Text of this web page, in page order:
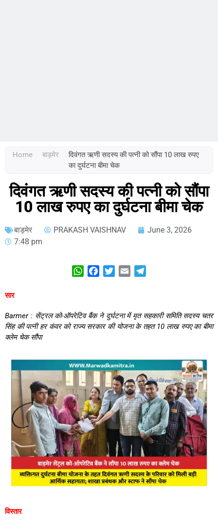
Home बाड़मेर
दिवंगत ऋणी सदस्य की पत्नी को सौंपा 10 लाख रुपए
का दुर्घटना बीमा चेक
दिवंगत ऋणी सदस्य की पत्नी को सौंपा
10 लाख रुपए का दुर्घटना बीमा चेक
बाड़मेर PRAKASH VAISHNAV
June 3, 2026
7:48 pm
WhatsAppFacebookTwitterEmail
सार
Barmer : सेंट्रल को-ऑपरेटिव बैंक ने दुर्घटना में मृत सहकारी समिति सदस्य चतर
सिंह की पत्नी हर कंवर को राज्य सरकार की योजना के तहत 10 लाख रुपए का बीमा
क्लेम चेक सौंपा
विस्तार